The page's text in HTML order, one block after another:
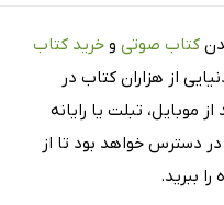
کتاب صوتی و خرید کتاب
از هزاران کتاب در
موبایل، تبلت یا رایانه
دسترس خواهد بود تا از
ببرید.